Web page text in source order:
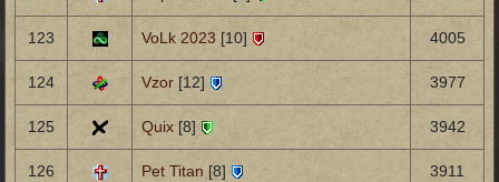
123 VoLk 2023 [10] 4005
124 Vzor [12] 3977
125 Quix [8] 3942
126 Pet Titan [8] 3911